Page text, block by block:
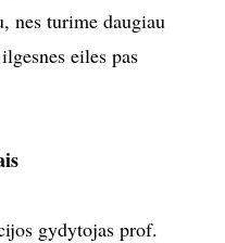
nes turime daugiau
eiles pas
gydytojas prof.